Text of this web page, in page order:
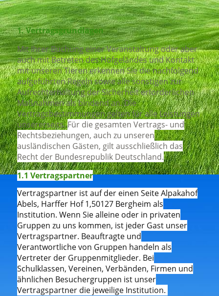
1.Vertragsgrundlagen
Mit Ihrer Buchung einer Veranstaltung oder aber
auch mit Betreten des Hofgeländes und Kontakt
mit unseren Tieren erkennen Sie die nachfolgend
aufgeführten Regeln sowie alle sonstigen zur
Aufrechterhaltung der Sicherheit erforderlichen
Maßnahmen als bindend an. Die
Vertragsbestimmungen gelten für alle Leistungen
unsererseits.Für die gesamten Vertrags- und
Rechtsbeziehungen, auch zu unseren
ausländischen Gästen, gilt ausschließlich das
Recht der Bundesrepublik Deutschland.
1.1 Vertragspartner
Vertragspartner ist auf der einen Seite Alpakahof
Abels, Harffer Hof 1,50127 Bergheim als
Institution. Wenn Sie alleine oder in privaten
Gruppen zu uns kommen, ist jeder Gast unser
Vertragspartner. Beauftragte und
Verantwortliche von Gruppen handeln als
Vertreter der Gruppenmitglieder. Bei
Schulklassen, Vereinen, Verbänden, Firmen und
ähnlichen Besuchergruppen ist unser
Vertragspartner die jeweilige Institution.